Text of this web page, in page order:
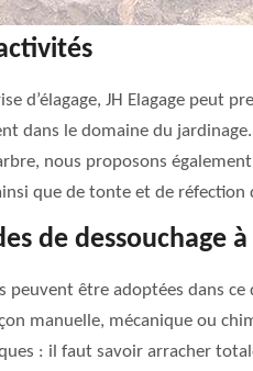
d’élagage, JH Elagage peut
dans le domaine du
nous proposons
que de tonte et de
de dessouchage
peuvent être adoptées dans
manuelle, mécanique ou
: il faut savoir arracher